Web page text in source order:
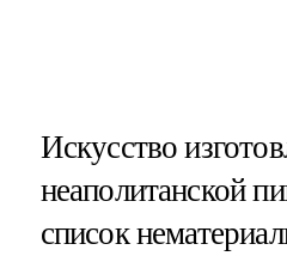
Искусство
неаполитанской
список